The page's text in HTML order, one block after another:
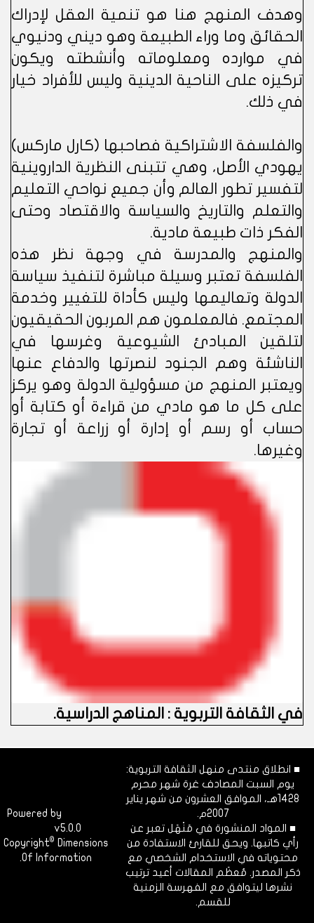
وهدف المنهج هنا هو تنمية العقل لإدراك
الحقائق وما وراء الطبيعة وهو ديني ودنيوي
في موارده ومعلوماته وأنشطته ويكون
تركيزه على الناحية الدينية وليس للأفراد خيار
في ذلك.
والفلسفة الاشتراكية فصاحبها (كارل ماركس)
يهودي الأصل، وهي تتبنى النظرية الداروينية
لتفسير تطور العالم وأن جميع نواحي التعليم
والتعلم والتاريخ والسياسة والاقتصاد وحتى
الفكر ذات طبيعة مادية.
والمنهج والمدرسة في وجهة نظر هذه
الفلسفة تعتبر وسيلة مباشرة لتنفيذ سياسة
الدولة وتعاليمها وليس كأداة للتغيير وخدمة
المجتمع. فالمعلمون هم المربون الحقيقيون
لتلقين المبادئ الشيوعية وغرسها في
الناشئة وهم الجنود لنصرتها والدفاع عنها
ويعتبر المنهج من مسؤولية الدولة وهو يركز
على كل ما هو مادي من قراءة أو كتابة أو
حساب أو رسم أو إدارة أو زراعة أو تجارة
وغيرها.
في الثقافة التربوية : المناهج الدراسية.
■ انطلاق منتدى منهل الثقافة التربوية:
يوم السبت المصادف غرة شهر محرم
1428هـ، الموافق العشرون من شهر يناير
2007م.
■ المواد المنشورة في مَنْهَل تعبر عن
رأي كاتبها. ويحق للقارئ الاستفادة من
محتوياته في الاستخدام الشخصي مع
ذكر المصدر. مُعظَم المقالات أعيد ترتيب
نشرها ليتوافق مع الفهرسة الزمنية
للقسم.
Powered by
v5.0.0
Copyright©
Dimensions
Of Information.